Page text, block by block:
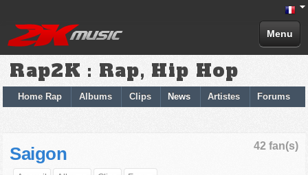
Menu
Rap2K : Rap, Hip Hop
Home Rap Albums Clips News Artistes Forums
42 fan(s)
Saigon